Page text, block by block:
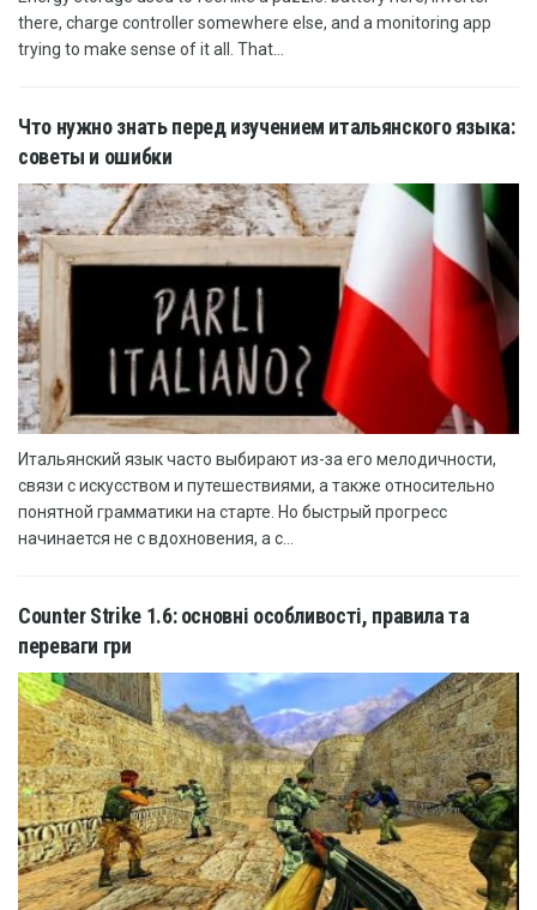
there, charge controller somewhere else, and a monitoring app
trying to make sense of it all. That...
Что нужно знать перед изучением итальянского языка:
советы и ошибки
Итальянский язык часто выбирают из-за его мелодичности,
связи с искусством и путешествиями, а также относительно
понятной грамматики на старте. Но быстрый прогресс
начинается не с вдохновения, а с...
Counter Strike 1.6: основні особливості, правила та
переваги гри